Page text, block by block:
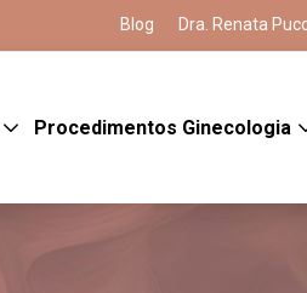
Dra. Renata
Blog
Procedimentos Ginecologia